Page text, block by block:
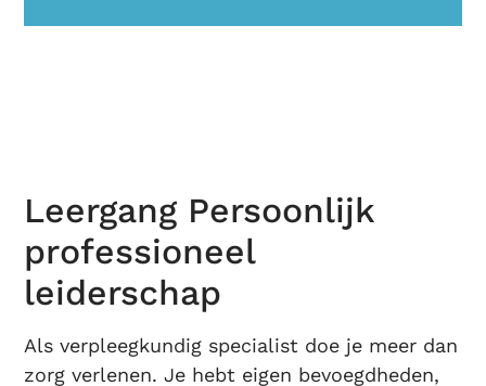
Leergang Persoonlijk
professioneel
leiderschap
Als verpleegkundig specialist doe je meer dan
zorg verlenen. Je hebt eigen bevoegdheden,